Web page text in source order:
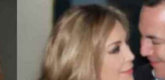
Tlaxcala Rehabilitación De La
de San Pablo del Monte a la Feria